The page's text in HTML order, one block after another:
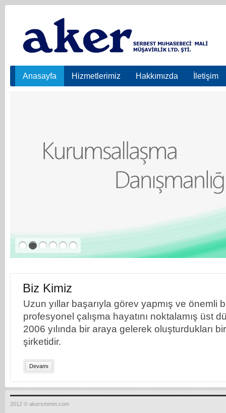
Anasayfa Hizmetlerimiz Hakkımızda İletişim
Biz Kimiz
Uzun yıllar başarıyla görev yapmış ve önemli
profesyonel çalışma hayatını noktalamış üst
2006 yılında bir araya gelerek oluşturdukları
şirketidir.
Devamı
2012 © akersmmm.com